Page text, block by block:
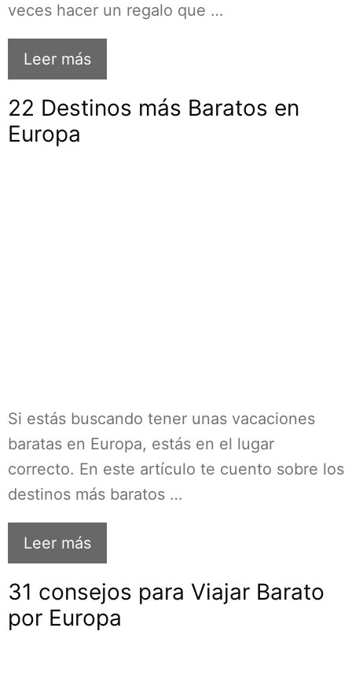
veces hacer un regalo que …
Leer más
22 Destinos más Baratos en
Europa
Si estás buscando tener unas vacaciones
baratas en Europa, estás en el lugar
correcto. En este artículo te cuento sobre los
destinos más baratos …
Leer más
31 consejos para Viajar Barato
por Europa